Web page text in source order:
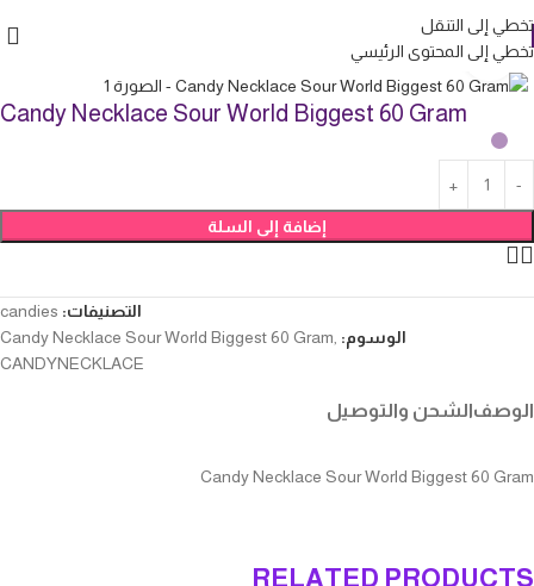
تخطي إلى التنقل
تخطي إلى المحتوى الرئيسي
انقر للتكبير
Candy Necklace Sour World Biggest 60 Gram
إضافة إلى السلة
التصنيفات: candies
الوسوم: Candy Necklace Sour World Biggest 60 Gram
CANDYNECKLACE
الوصفالشحن والتوصيل
Candy Necklace Sour World Biggest 60 Gram
RELATED PRODUCTS